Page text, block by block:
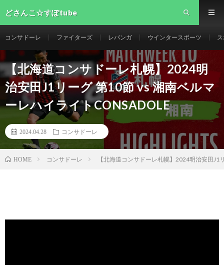
どさんこ☆すぽtube
コンサドーレ ファイターズ レバンガ ウインタースポーツ
【北海道コンサドーレ札幌】2024明
治安田J1リーグ 第10節 vs 湘南ベルマ
ーレハイライトCONSADOLE
2024.04.28 コンサドーレ
HOME コンサドーレ 【北海道コンサドーレ札幌】2024明治安田J1